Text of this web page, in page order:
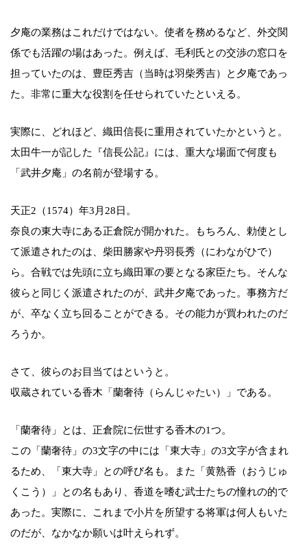
夕庵の業務はこれだけではない。使者を務めるなど、外交関
係でも活躍の場はあった。例えば、毛利氏との交渉の窓口を
担っていたのは、豊臣秀吉（当時は羽柴秀吉）と夕庵であっ
た。非常に重大な役割を任せられていたといえる。
実際に、どれほど、織田信長に重用されていたかというと。
太田牛一が記した『信長公記』には、重大な場面で何度も
「武井夕庵」の名前が登場する。
天正2（1574）年3月28日。
奈良の東大寺にある正倉院が開かれた。もちろん、勅使とし
て派遣されたのは、柴田勝家や丹羽長秀（にわながひで）
ら。合戦では先頭に立ち織田軍の要となる家臣たち。そんな
彼らと同じく派遣されたのが、武井夕庵であった。事務方だ
が、卒なく立ち回ることができる。その能力が買われたのだ
ろうか。
さて、彼らのお目当てはというと。
収蔵されている香木「蘭奢待（らんじゃたい）」である。
「蘭奢待」とは、正倉院に伝世する香木の1つ。
この「蘭奢待」の3文字の中には「東大寺」の3文字が含まれ
るため、「東大寺」との呼び名も。また「黄熟香（おうじゅ
くこう）」との名もあり、香道を嗜む武士たちの憧れの的で
あった。実際に、これまで小片を所望する将軍は何人もいた
のだが、なかなか願いは叶えられず。